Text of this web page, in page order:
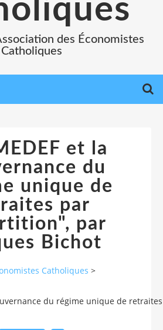
des Économistes
Catholiques
et la
du
unique de
par
par
Bichot
Catholiques >
du régime unique de